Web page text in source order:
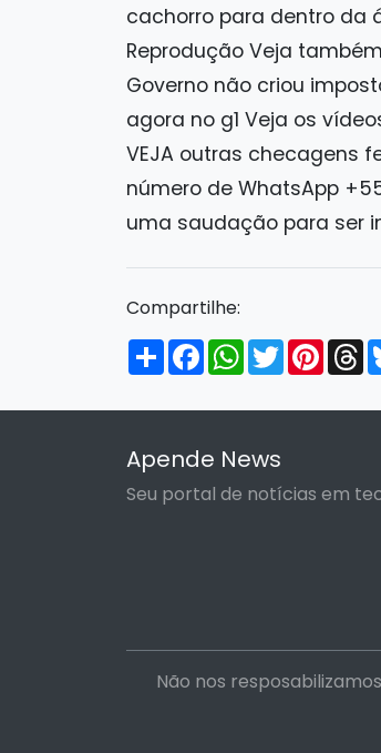
cachorro para dentro da
Reprodução Veja
Governo não criou
agora no g1 Veja os
VEJA outras checagens
número de WhatsApp
uma saudação para ser
Compartilhe:
Compartilhar
FacebookWhatsApp
Twitter
Apende News
Seu portal de notícias em
Não nos